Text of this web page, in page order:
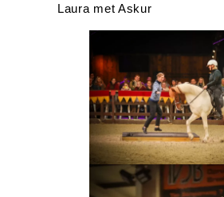
Laura met Askur